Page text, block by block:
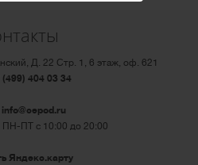
Д. 22 Стр. 1, 6 этаж, оф. 621
(499) 404 03 34
info@cepod.ru
ПН-ПТ с 10:00 до 20:00
Яндекс.карту